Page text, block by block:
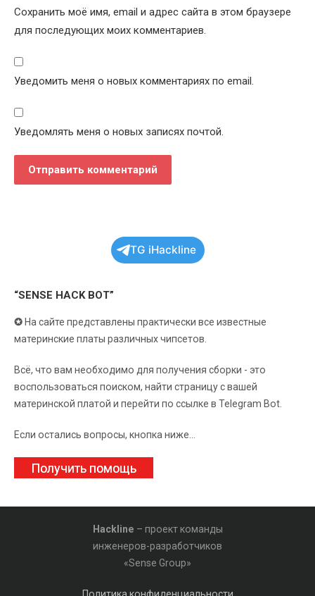
Сохранить моё имя, email и адрес сайта в этом браузере
для последующих моих комментариев.
Уведомить меня о новых комментариях по email.
Уведомлять меня о новых записях почтой.
TG iHackline
“SENSE HACK BOT”
✪ На сайте представлены практически все известные
материнские платы различных чипсетов.
Всё, что вам необходимо для получения сборки - это
воспользоваться поиском, найти страницу с вашей
материнской платой и перейти по ссылке в Telegram Bot.
Если остались вопросы, кнопка ниже...
Получить помощь
Hackline – проект команды
инженеров-разработчиков
«Sense Group»